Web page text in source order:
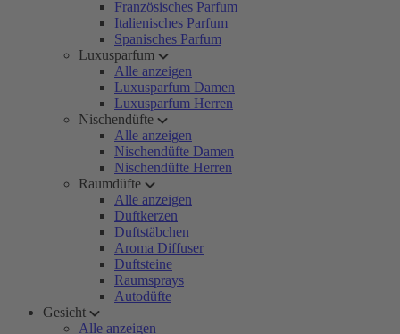
Französisches Parfum
Italienisches Parfum
Spanisches Parfum
Luxusparfum
Alle anzeigen
Luxusparfum Damen
Luxusparfum Herren
Nischendüfte
Alle anzeigen
Nischendüfte Damen
Nischendüfte Herren
Raumdüfte
Alle anzeigen
Duftkerzen
Duftstäbchen
Aroma Diffuser
Duftsteine
Raumsprays
Autodüfte
Gesicht
Alle anzeigen